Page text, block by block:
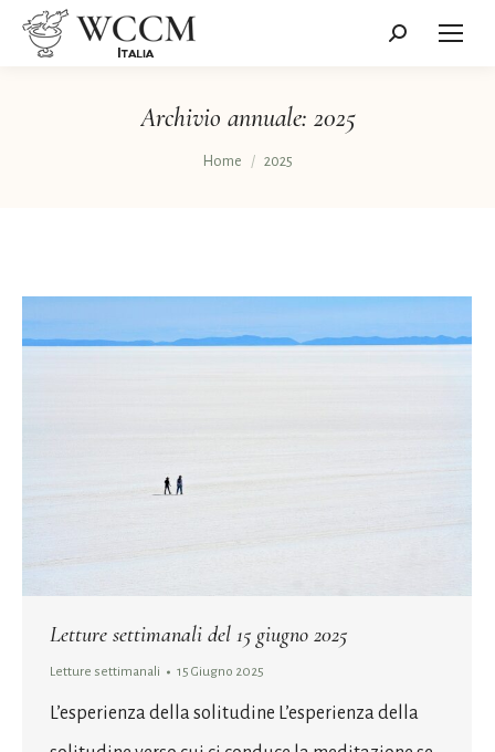
Cerca:
Archivio annuale: 2025
Tu sei qui:
Home 2025
Letture settimanali del 15 giugno 2025
Letture settimanali 15 Giugno 2025
L’esperienza della solitudine L’esperienza della